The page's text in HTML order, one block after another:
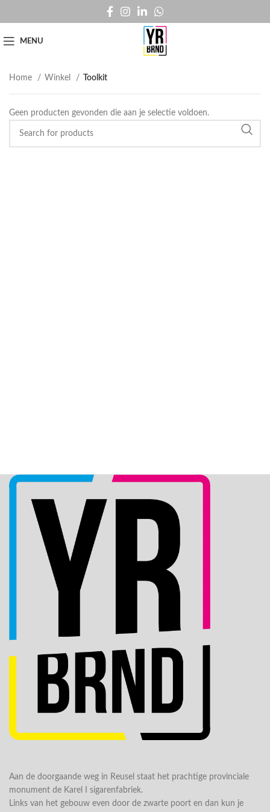
MENU
Home Winkel Toolkit
Geen producten gevonden die aan je selectie voldoen.
Aan de doorgaande weg in Reusel staat het prachtige provinciale
monument de Karel I sigarenfabriek.
Links van het gebouw even door de zwarte poort en dan kun je